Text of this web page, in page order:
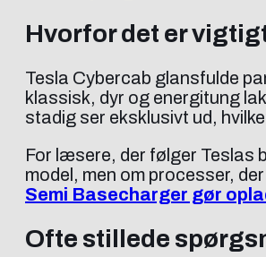
Hvorfor det er
Tesla Cybercab glansfulde
klassisk, dyr og energitung
stadig ser eksklusivt ud,
For læsere, der følger Teslas
model, men om processer,
Semi Basecharger gør
Ofte stillede